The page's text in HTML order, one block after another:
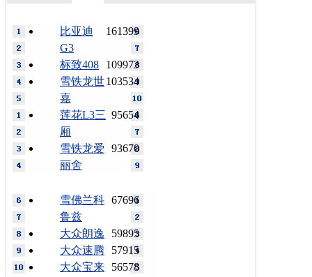
161399
比亚迪
G3
109973
标致408
103534
雪铁龙世
嘉
95654
莲花L3三
厢
93670
雪铁龙爱
丽舍
67696
雪佛兰科
鲁兹
59895
大众朗逸
57915
大众速腾
56578
大众宝来